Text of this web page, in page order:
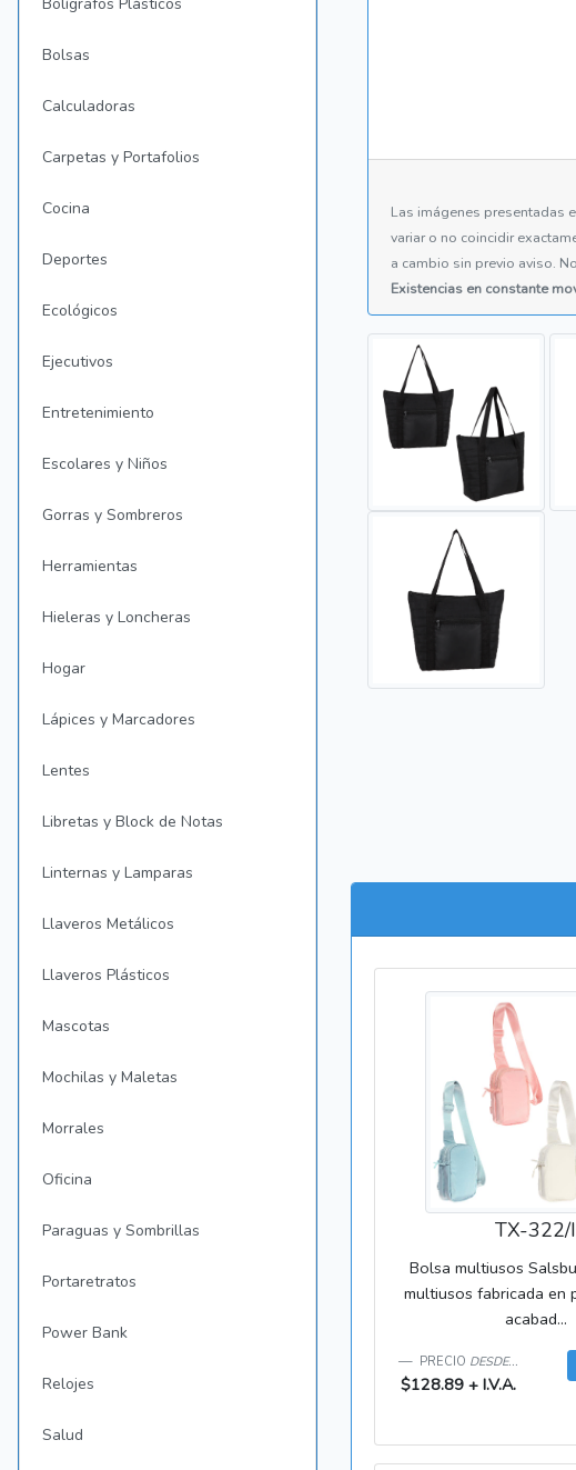
Bolsas
Calculadoras
Carpetas y Portafolios
Cocina
Deportes
Ecológicos
Ejecutivos
Entretenimiento
Escolares y Niños
Gorras y Sombreros
Herramientas
Hieleras y Loncheras
Hogar
Lápices y Marcadores
Lentes
Libretas y Block de Notas
Linternas y Lamparas
Llaveros Metálicos
Llaveros Plásticos
Mascotas
Mochilas y Maletas
Morrales
Oficina
Paraguas y Sombrillas
Portaretratos
Power Bank
Relojes
Salud
Las imágenes presentadas
variar o no coincidir
a cambio sin previo aviso.
Existencias en constante
TX-322/I
Bolsa multiusos
multiusos fabricada en
acabad...
PRECIO DESDE...
$128.89 + I.V.A.